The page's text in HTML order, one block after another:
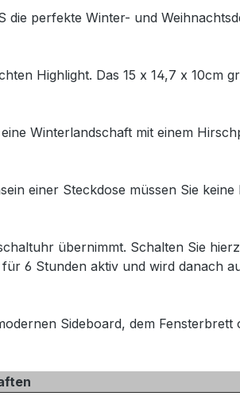
die perfekte Winter- und
Highlight. Das 15 x 14,7 x 10cm
Winterlandschaft mit einem
einer Steckdose müssen Sie
übernimmt. Schalten Sie
6 Stunden aktiv und wird danach
Sideboard, dem